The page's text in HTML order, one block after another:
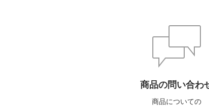
商品の問い合わ
商品についての